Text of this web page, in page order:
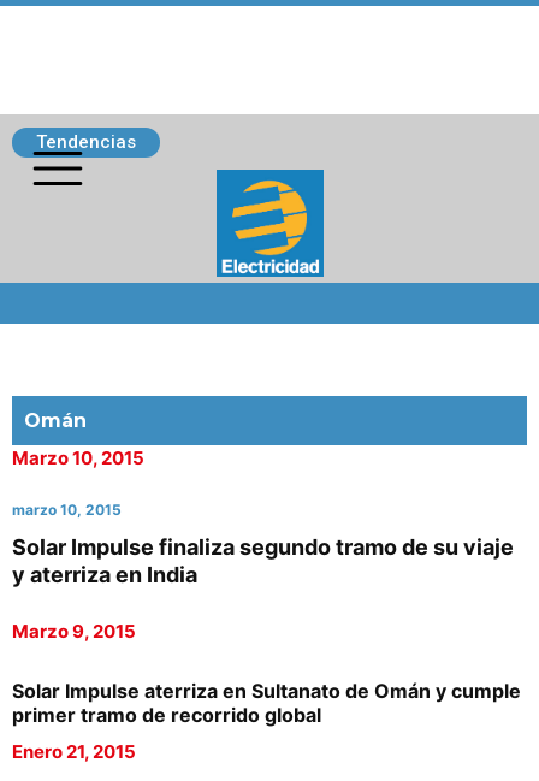
Tendencias
Omán
Marzo 10, 2015
marzo 10, 2015
Solar Impulse finaliza segundo tramo de su viaje
y aterriza en India
Marzo 9, 2015
Solar Impulse aterriza en Sultanato de Omán y cumple
primer tramo de recorrido global
Enero 21, 2015